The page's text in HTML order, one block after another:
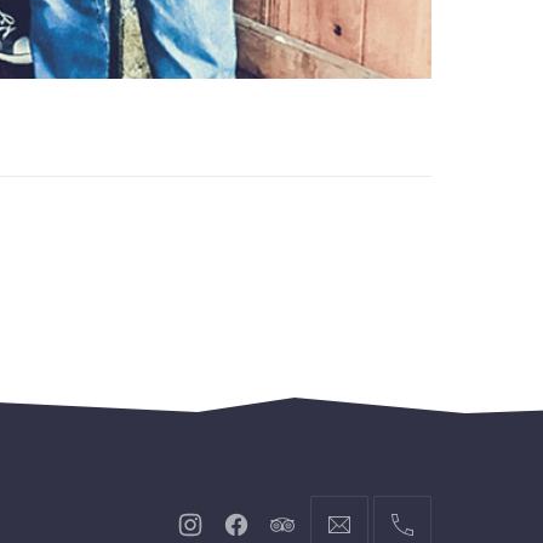
NeuesNeuesNeues info@hofgut-